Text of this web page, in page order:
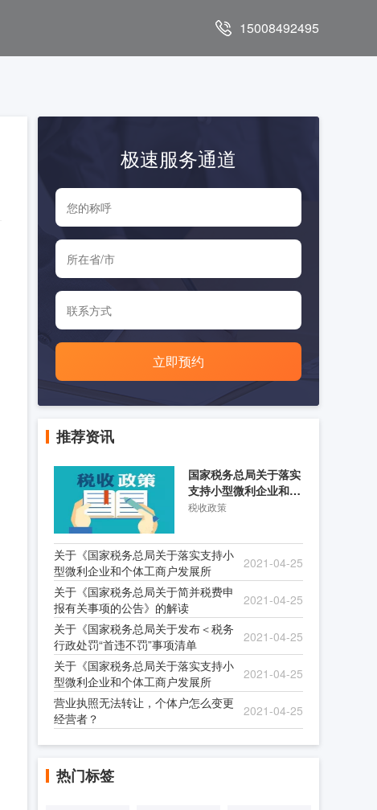
15008492495
极速服务通道
立即预约
推荐资讯
国家税务总局关于落实
支持小型微利企业和个
体工商户发展所得税优
税收政策
关于《国家税务总局关于落实支持小
型微利企业和个体工商户发展所
2021-04-25
关于《国家税务总局关于简并税费申
报有关事项的公告》的解读
2021-04-25
关于《国家税务总局关于发布＜税务
行政处罚“首违不罚”事项清单
2021-04-25
关于《国家税务总局关于落实支持小
型微利企业和个体工商户发展所
2021-04-25
营业执照无法转让，个体户怎么变更
经营者？
2021-04-25
热门标签